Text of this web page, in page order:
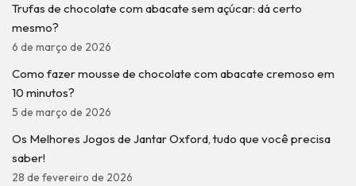
Trufas de chocolate com abacate sem açúcar: dá certo
mesmo?
6 de março de 2026
Como fazer mousse de chocolate com abacate cremoso em
10 minutos?
5 de março de 2026
Os Melhores Jogos de Jantar Oxford, tudo que você precisa
saber!
28 de fevereiro de 2026